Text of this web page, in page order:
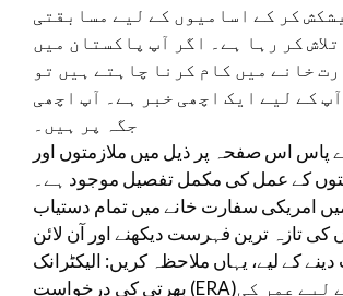
کر کے اسامیوں کے لیے مسابقتی
کر رہا ہے۔ اگر آپ پاکستان میں
خانے میں کام کرنا چاہتے ہیں تو
کے لیے ایک اچھی خبر ہے۔ آپ اچھی
جگہ پر ہیں۔
پاس اس صفحہ پر ذیل میں ملازمتوں اور
کے عمل کی مکمل تفصیل موجود ہے۔
امریکی سفارت خانے میں تمام دستیاب
کی تازہ ترین فہرست دیکھنے اور آن لائن
کے لیے، یہاں ملاحظہ کریں: الیکٹرانک
بھرتی کی درخواست (ERA)۔ اسامیوں کے لیے عمر کی